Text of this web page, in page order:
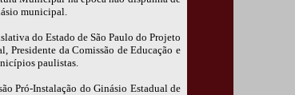
municipal.
do Estado de São Paulo do Projeto
Presidente da Comissão de Educação e
paulistas.
Pró-Instalação do Ginásio Estadual de